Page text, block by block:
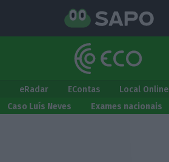
eRadar EContas Local Online
Caso Luís Neves Exames nacionais